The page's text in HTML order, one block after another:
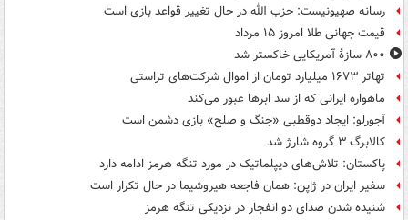
رسانه صهیونیست: حزب الله در حال تغییر قواعد بازی است
قیمت جهانی طلا امروز ۱۵ مرداد
۸۰۰ سازۀ آمریکایی خاکستر شد
تهاتر ۱۶۷۳ میلیارد تومان از اموال شرکت‌های تراستی
ماهواره ایرانی که از سد ابرها عبور می‌کند
آجورلو: ایجاد دوقطبی «جنگ و صلح‌» بازی دشمن است
کالابرگ ۳ گروه شارژ شد
پاکستان: تلاش‌های دیپلماتیک در مورد تنگه هرمز ادامه دارد
سفیر ایران در ژاپن: همان فاجعه هیروشیما در حال تکرار است
شنیده شدن صدای دو انفجار در نزدیکی تنگه هرمز